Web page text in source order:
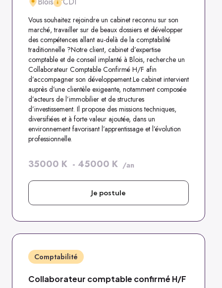
Vous souhaitez rejoindre un cabinet reconnu sur son
marché, travailler sur de beaux dossiers et développer
des compétences allant au-delà de la comptabilité
traditionnelle ?Notre client, cabinet d’expertise
comptable et de conseil implanté à Blois, recherche un
Collaborateur Comptable Confirmé H/F afin
d’accompagner son développement.Le cabinet intervient
auprès d’une clientèle exigeante, notamment composée
d’acteurs de l’immobilier et de structures
d’investissement. Il propose des missions techniques,
diversifiées et à forte valeur ajoutée, dans un
environnement favorisant l’apprentissage et l’évolution
professionnelle.
35000 K - 45000 K /an
Je postule
Comptabilité
Collaborateur comptable confirmé H/F